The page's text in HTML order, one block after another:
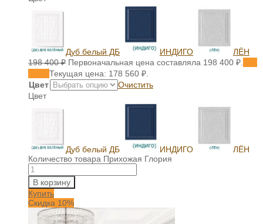
Дуб белый ДБ ИНДИГО
ЛЁН
198 400₽ Первоначальная цена составляла 198 400 ₽.
Текущая цена: 178 560 ₽.
Цвет
Очистить
Цвет
Дуб белый ДБ ИНДИГО
ЛЁН
Количество товара Прихожая Глория
В корзину
Купить
Скидка 10%